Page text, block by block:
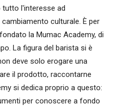
tutto l'interesse ad
culturale. È per
la Mumac Academy, di
La figura del barista si è
deve solo erogare una
il prodotto, raccontarne
si dedica proprio a questo:
per conoscere a fondo